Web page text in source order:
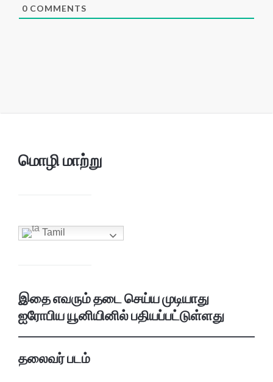
0 COMMENTS
மொழி மாற்று
Tamil
இதை எவரும் தடை செய்ய முடியாது
ஐரோபிய யூனியினில் பதியப்பட்டுள்ளது
தலைவர் படம்